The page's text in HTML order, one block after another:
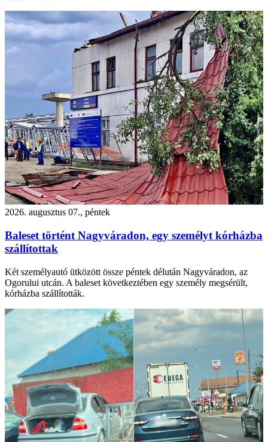
2026. augusztus 07., péntek
Baleset történt Nagyváradon, egy személyt kórházba
szállítottak
Két személyautó ütközött össze péntek délután Nagyváradon, az
Ogorului utcán. A baleset következtében egy személy megsérült,
kórházba szállították.